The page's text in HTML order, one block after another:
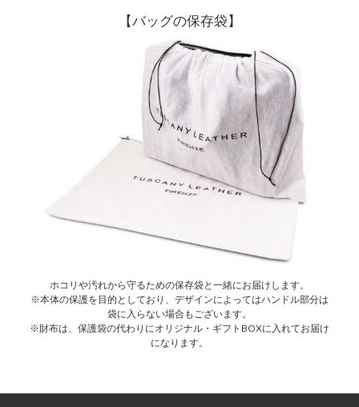
【バッグの保存袋】
ホコリや汚れから守るための保存袋と一緒にお届けします。
※本体の保護を目的としており、デザインによってはハンドル部分は
袋に入らない場合もございます。
※財布は、保護袋の代わりにオリジナル・ギフトBOXに入れてお届け
になります。